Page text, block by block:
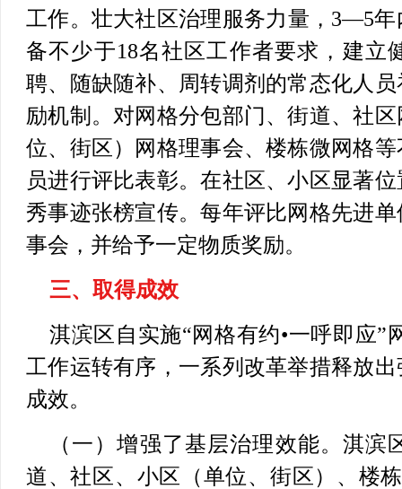
工作。壮大社区治理服务力量，3—5
备不少于18名社区工作者要求，建立
聘、随缺随补、周转调剂的常态化人
励机制。 对网格分包部门、街道、社
位、街区）网格理事会、楼栋微网格
员进行评比表彰。在社区、小区显著
秀事迹张榜宣传。每年评比网格先进
事会，并给予一定物质奖励。
三、取得成效
淇滨区自实施“网格有约•一呼即应”
工作运转有序，一系列改革举措释放
成效。
（一）增强了基层治理效能。 淇滨
道、社区、小区（单位、街区）、楼